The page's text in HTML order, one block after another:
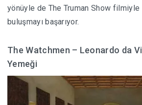
yönüyle de The Truman Show filmiyle
buluşmayı başarıyor.
The Watchmen – Leonardo da
Yemeği